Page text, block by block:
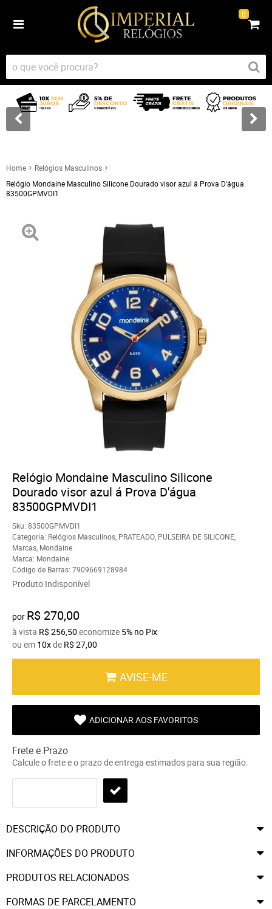
0
Home
Relógios Masculinos
Relógio Mondaine Masculino Silicone Dourado visor azul á Prova D'água
83500GPMVDI1
Relógio Mondaine Masculino Silicone
Dourado visor azul á Prova D'água
83500GPMVDI1
Sku: 83500GPMVDI1
Categoria: Relógios Masculinos PRATEADO PULSEIRA DE SILICONE
Marcas Mondaine
Marca: Mondaine
Código de Barras: 7909669128984
Produto Indisponível
por R$ 270,00
à vista R$ 256,50 economize 5% no Pix
ou em 10xde R$ 27,00
AVISE-ME
ADICIONAR AOS FAVORITOS
Frete e Prazo
Calcule o frete e o prazo de entrega estimados para sua região:
DESCRIÇÃO DO PRODUTO
INFORMAÇÕES DO PRODUTO
PRODUTOS RELACIONADOS
FORMAS DE PARCELAMENTO